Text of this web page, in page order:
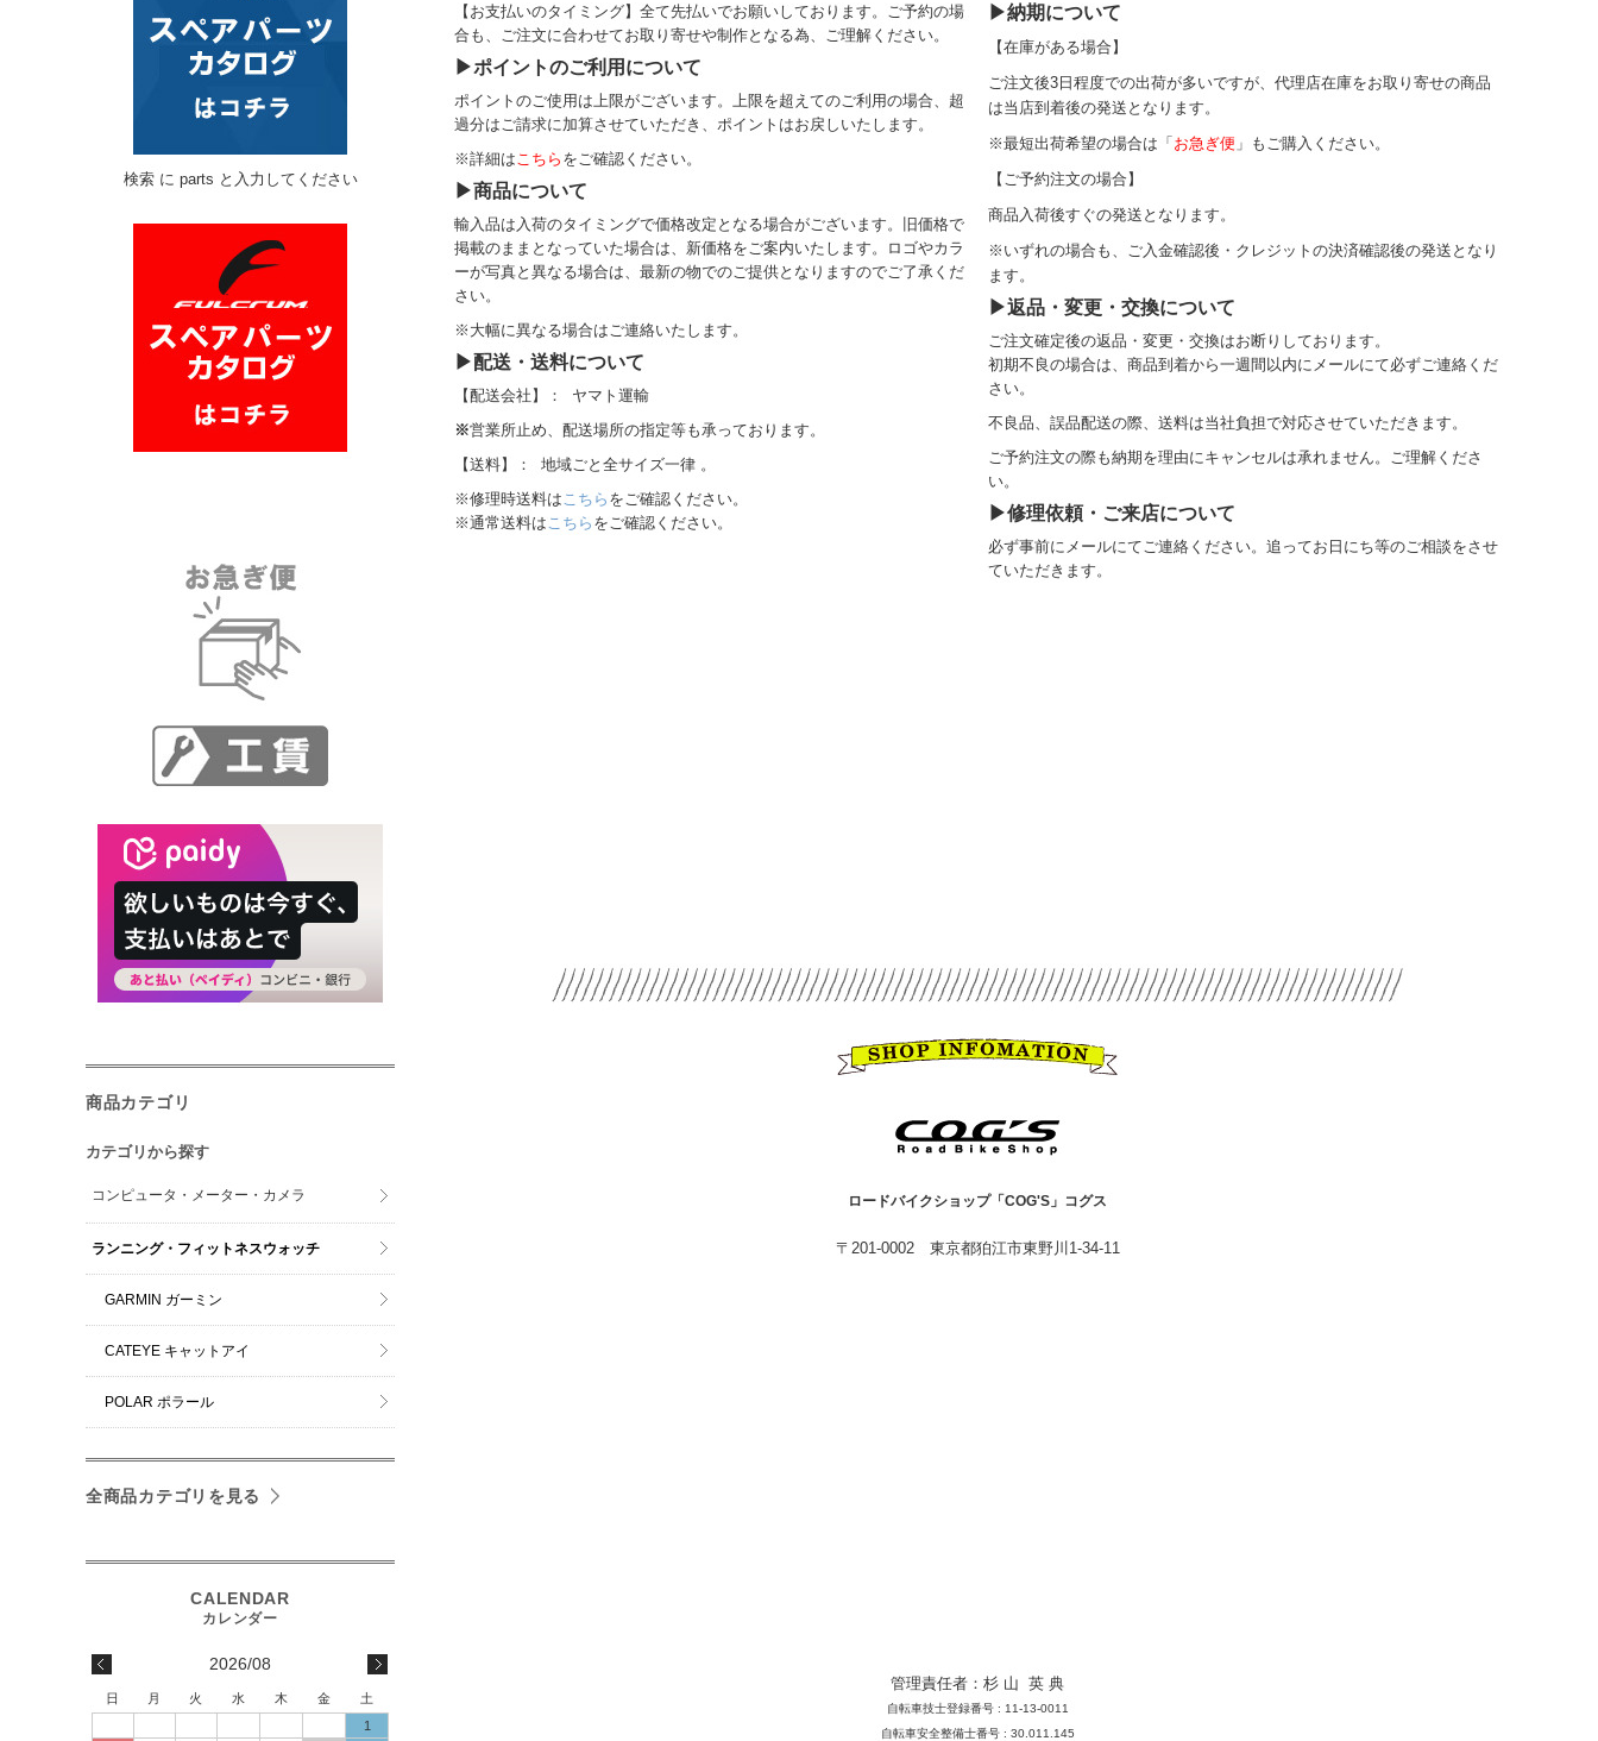
【お支払いのタイミング】全て先払いでお願いしております。ご予約の場
合も、ご注文に合わせてお取り寄せや制作となる為、ご理解ください。
▶ポイントのご利用について
ポイントのご使用は上限がございます。上限を超えてのご利用の場合、超
過分はご請求に加算させていただき、ポイントはお戻しいたします。
※詳細は こちら をご確認ください。
▶商品について
輸入品は入荷のタイミングで価格改定となる場合がございます。旧価格で
掲載のままとなっていた場合は、新価格をご案内いたします。ロゴやカラ
ーが写真と異なる場合は、最新の物でのご提供となりますのでご了承くだ
さい。
※大幅に異なる場合はご連絡いたします。
▶配送・送料について
【配送会社】： ヤマト運輸
※営業所止め、配送場所の指定等も承っております。
【送料】： 地域ごと全サイズ一律 。
※修理時送料は こちら をご確認ください。
※通常送料は こちら をご確認ください。
▶納期について
【在庫がある場合】
ご注文後3日程度での出荷が多いですが、代理店在庫をお取り寄せの商品
は当店到着後の発送となります。
※最短出荷希望の場合は「 お急ぎ便 」もご購入ください。
【ご予約注文の場合】
商品入荷後すぐの発送となります。
※いずれの場合も、ご入金確認後・クレジットの決済確認後の発送となり
ます。
▶返品・変更・交換について
ご注文確定後の返品・変更・交換はお断りしております。
初期不良の場合は、商品到着から一週間以内にメールにて必ずご連絡くだ
さい。
不良品、誤品配送の際、送料は当社負担で対応させていただきます。
ご予約注文の際も納期を理由にキャンセルは承れません。ご理解くださ
い。
▶修理依頼・ご来店について
必ず事前にメールにてご連絡ください。 追ってお日にち等のご相談をさせ
ていただきます。
ロードバイクショップ「COG'S」コグス
〒201-0002 東京都狛江市東野川1-34-11
管理責任者：杉 山 英 典
自転車技士登録番号 : 11-13-0011
自転車安全整備士番号 : 30.011.145
検索 に parts と入力してください
商品カテゴリ
カテゴリから探す
コンピュータ・メーター・カメラ
ランニング・フィットネスウォッチ
GARMIN ガーミン
CATEYE キャットアイ
POLAR ポラール
全商品カテゴリを見る
2026/08
日 月 火 水 木 金
土
1